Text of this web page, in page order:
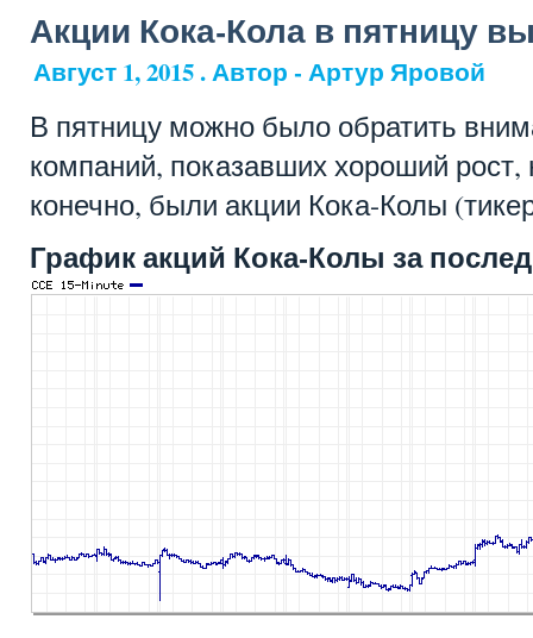
Акции Кока-Кола в пятницу
Август 1, 2015 . Автор - Артур Яровой
В пятницу можно было обратить
компаний, показавших хороший
конечно, были акции Кока-Колы
График акций Кока-Колы за